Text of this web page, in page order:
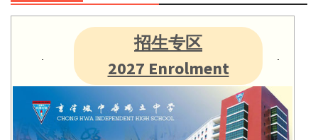
招生专区
2027 Enrolment